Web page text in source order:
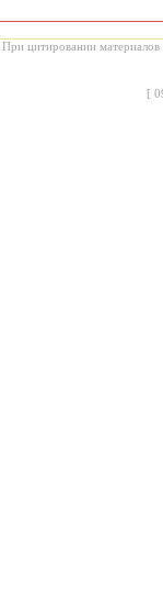
При цитировании материалов
[